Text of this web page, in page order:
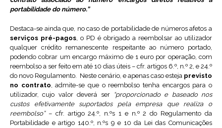
portabilidade do número.”
Destaca-se ainda que, no caso de portabilidade de números afetos a
serviços pré-pagos, o PD é obrigado a reembolsar ao utilizador
qualquer crédito remanescente respeitante ao número portado,
podendo cobrar um encargo máximo de 1 euro por operação, com
reembolso a ser feito em até 10 dias úteis – cfr. artigos 6.º, n.º 2, e 24.º
do novo Regulamento. Neste cenário, e apenas caso esteja previsto
no contrato, admite-se que o reembolso tenha encargos para o
utilizador, cujo valor deverá ser “proporcionado e baseado nos
custos efetivamente suportados pela empresa que realiza o
reembolso”– cfr. artigo 24.º, n.ºs 1 e n.º 2 do Regulamento da
Portabilidade e artigo 140.º, n.ºs 9 e 10 da Lei das Comunicações